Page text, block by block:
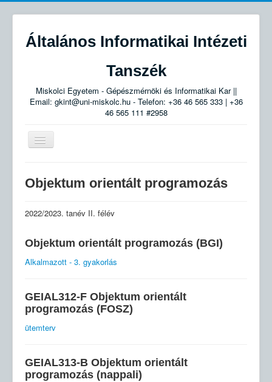
Általános Informatikai Intézeti
Tanszék
Miskolci Egyetem - Gépészmérnöki és Informatikai Kar ||
Email: gkint@uni-miskolc.hu - Telefon: +36 46 565 333 | +36
46 565 111 #2958
Navigáció
váltása
Munkatársak
Smid László:
Egyéb
Objektum orientált programozás
2022/2023. tanév II. félév
Objektum orientált programozás (BGI)
Alkalmazott - 3. gyakorlás
GEIAL312-F Objektum orientált
programozás (FOSZ)
ütemterv
GEIAL313-B Objektum orientált
programozás (nappali)